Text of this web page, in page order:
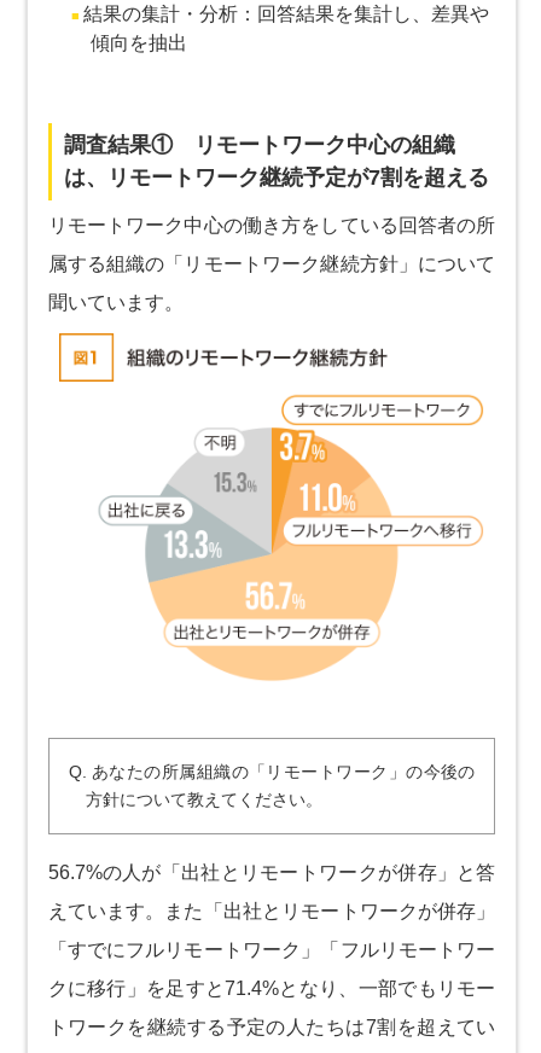
結果の集計・分析：回答結果を集計し、差異や
傾向を抽出
調査結果① リモートワーク中心の組織
は、リモートワーク継続予定が7割を超える
リモートワーク中心の働き方をしている回答者の所
属する組織の「リモートワーク継続方針」について
聞いています。
Q. あなたの所属組織の「リモートワーク」の今後の
方針について教えてください。
56.7%の人が「出社とリモートワークが併存」と答
えています。また「出社とリモートワークが併存」
「すでにフルリモートワーク」「フルリモートワー
クに移行」を足すと71.4%となり、一部でもリモー
トワークを継続する予定の人たちは7割を超えてい